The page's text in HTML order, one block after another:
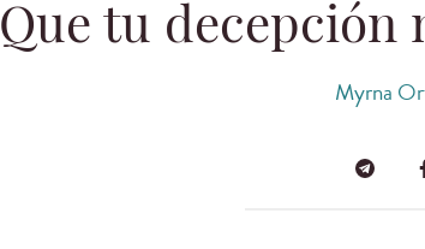
Que tu decepción
Myrna